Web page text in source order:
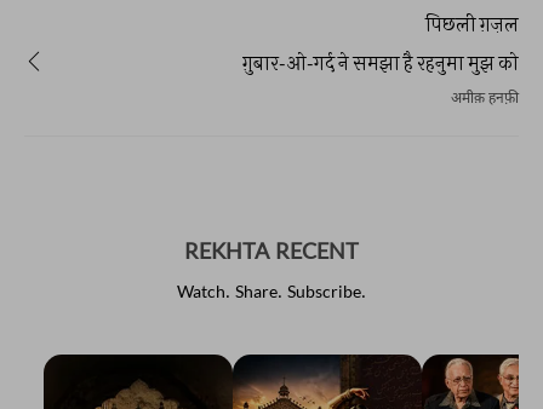
पिछली ग़ज़ल
ग़ुबार-ओ-गर्द ने समझा है रहनुमा मुझ को
अमीक़ हनफ़ी
REKHTA RECENT
Watch. Share. Subscribe.